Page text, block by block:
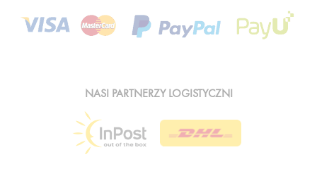
NASI PARTNERZY LOGISTYCZNI